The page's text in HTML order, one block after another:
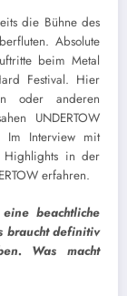
die Bühne des
Absolute
beim Metal
Festival. Hier
oder anderen
UNDERTOW
Im Interview mit
Highlights in der
erfahren.
beachtliche
braucht definitiv
Was macht